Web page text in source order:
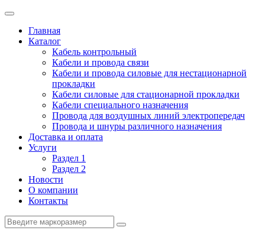
Главная
Каталог
Кабель контрольный
Кабели и провода связи
Кабели и провода силовые для нестационарной
прокладки
Кабели силовые для стационарной прокладки
Кабели специального назначения
Провода для воздушных линий электропередач
Провода и шнуры различного назначения
Доставка и оплата
Услуги
Раздел 1
Раздел 2
Новости
О компании
Контакты